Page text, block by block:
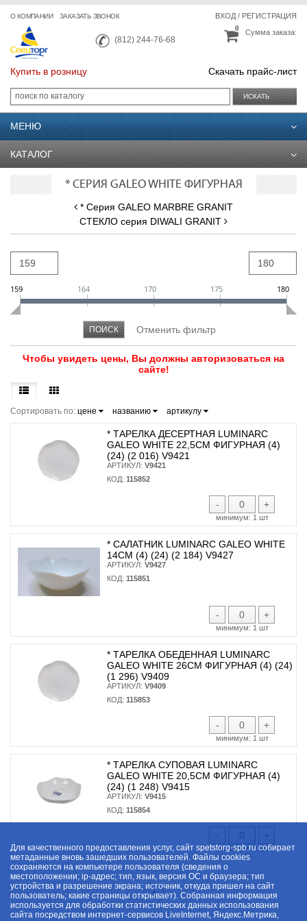
О КОМПАНИИ ЗАКАЗАТЬ ЗВОНОК
(812) 244-76-68
ВХОД/ РЕГИСТРАЦИЯ
Сумма заказа:
0
Купить в розницу Скачать прайс-лист
ИСКАТЬ
МЕНЮ
КАТАЛОГ
* СЕРИЯ GALEO WHITE ФИГУРНАЯ
* Серия GALEO MARBRE GRANIT
СТЕКЛО серия DIWALI GRANIT
159 164 170 175 180
Чтобы увидеть цены, Вы должны авторизоваться на
сайте!
Сортировать по: цене названию артикулу
* ТАРЕЛКА ДЕСЕРТНАЯ LUMINARC
GALEO WHITE 22,5СМ ФИГУРНАЯ (4)
(24) (2 016) V9421
АРТИКУЛ: V9421
КОД: 115852
- +
минимум: 1 шт
* САЛАТНИК LUMINARC GALEO WHITE
14СМ (4) (24) (2 184) V9427
АРТИКУЛ: V9427
КОД: 115851
- +
минимум: 1 шт
* ТАРЕЛКА ОБЕДЕННАЯ LUMINARC
GALEO WHITE 26СМ ФИГУРНАЯ (4) (24)
(1 296) V9409
АРТИКУЛ: V9409
КОД: 115853
- +
минимум: 1 шт
* ТАРЕЛКА СУПОВАЯ LUMINARC
GALEO WHITE 20,5СМ ФИГУРНАЯ (4)
(24) (1 248) V9415
АРТИКУЛ: V9415
КОД: 115854
- +
минимум:1 шт
1
Для качественного предоставления услуг, сайт spetstorg-spb.ru собирает
метаданные вновь зашедших пользователей. Файлы cookies
сохраняются на компьютере пользователя (сведения о
местоположении; ip-адрес; тип, язык, версия ОС и браузера; тип
устройства и разрешение экрана; источник, откуда пришел на сайт
пользователь; какие страницы открывает). Собранная информация
используется для обработки статистических данных использования
сайта посредством интернет-сервисов LiveInternet, Яндекс.Метрика,